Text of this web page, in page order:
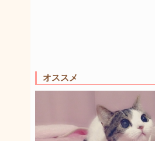
オススメ